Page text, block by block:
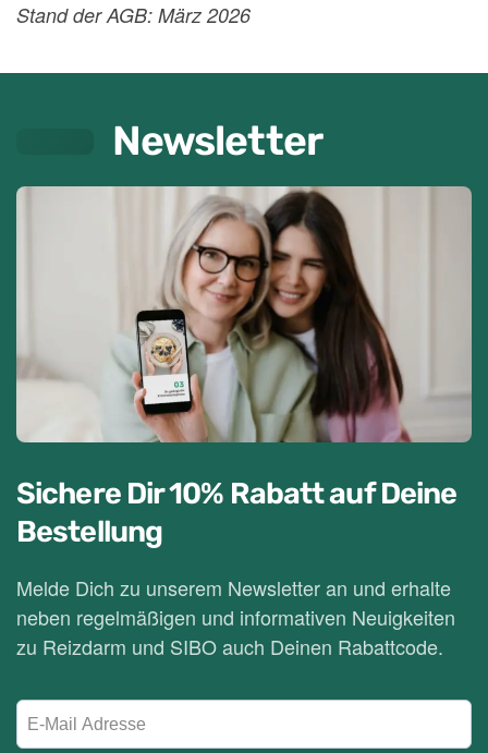
Stand der AGB: März 2026
Newsletter
Sichere Dir 10% Rabattauf Deine
Bestellung
Melde Dich zu unserem Newsletter an und erhalte
neben regelmäßigen und informativen Neuigkeiten
zu Reizdarm und SIBO auch Deinen Rabattcode.